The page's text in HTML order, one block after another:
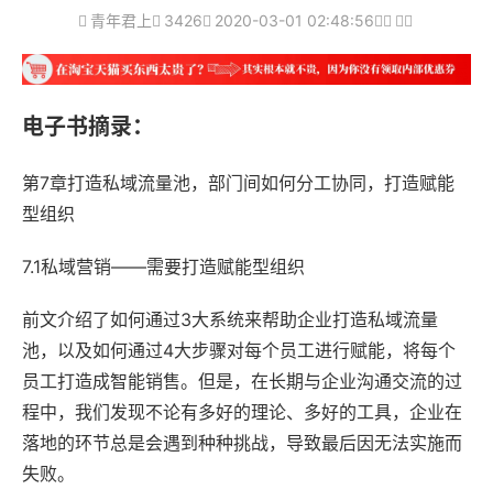
青年君上 3426 2020-03-01 02:48:56
电子书摘录：
第7章打造私域流量池，部门间如何分工协同，打造赋能
型组织
7.1私域营销——需要打造赋能型组织
前文介绍了如何通过3大系统来帮助企业打造私域流量
池，以及如何通过4大步骤对每个员工进行赋能，将每个
员工打造成智能销售。但是，在长期与企业沟通交流的过
程中，我们发现不论有多好的理论、多好的工具，企业在
落地的环节总是会遇到种种挑战，导致最后因无法实施而
失败。